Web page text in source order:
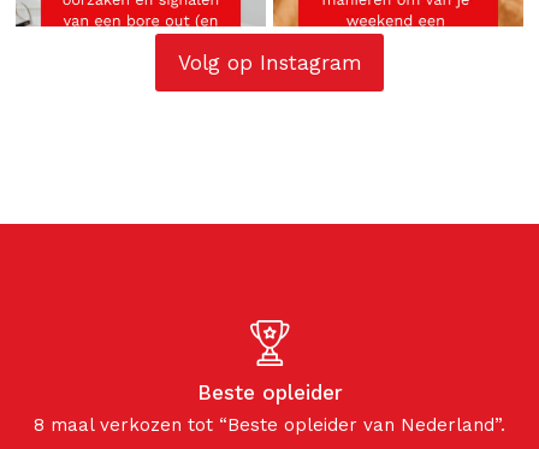
Volg op Instagram
Beste opleider
8 maal verkozen tot “Beste opleider van Nederland”.